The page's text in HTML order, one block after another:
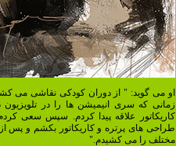
او می گوید: " از دوران کودکی نقاشی می
زمانی که سری انیمیشن ها را در
کاریکاتور علاقه پیدا کردم. سپس سعی
طراحی های پرتره و کاریکاتور بکشم و پس
مختلف را می کشیدم."